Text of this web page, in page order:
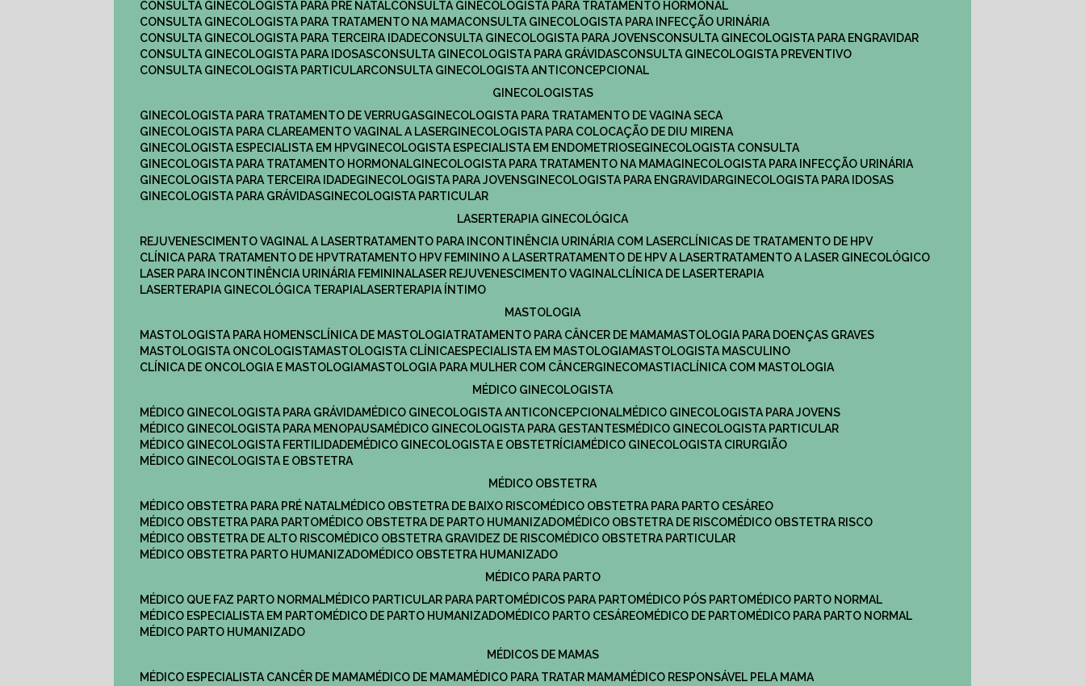
CONSULTA GINECOLOGISTA PARA PRÉ NATAL
CONSULTA GINECOLOGISTA PARA TRATAMENTO HORMONAL
CONSULTA GINECOLOGISTA PARA TRATAMENTO NA MAMA
CONSULTA GINECOLOGISTA PARA INFECÇÃO URINÁRIA
CONSULTA GINECOLOGISTA PARA TERCEIRA IDADE
CONSULTA GINECOLOGISTA PARA JOVENS
CONSULTA GINECOLOGISTA PARA ENGRAVIDAR
CONSULTA GINECOLOGISTA PARA IDOSAS
CONSULTA GINECOLOGISTA PARA GRÁVIDAS
CONSULTA GINECOLOGISTA PREVENTIVO
CONSULTA GINECOLOGISTA PARTICULAR
CONSULTA GINECOLOGISTA ANTICONCEPCIONAL
GINECOLOGISTAS
GINECOLOGISTA PARA TRATAMENTO DE VERRUGAS
GINECOLOGISTA PARA TRATAMENTO DE VAGINA SECA
GINECOLOGISTA PARA CLAREAMENTO VAGINAL A LASER
GINECOLOGISTA PARA COLOCAÇÃO DE DIU MIRENA
GINECOLOGISTA ESPECIALISTA EM HPV
GINECOLOGISTA ESPECIALISTA EM ENDOMETRIOSE
GINECOLOGISTA CONSULTA
GINECOLOGISTA PARA TRATAMENTO HORMONAL
GINECOLOGISTA PARA TRATAMENTO NA MAMA
GINECOLOGISTA PARA INFECÇÃO URINÁRIA
GINECOLOGISTA PARA TERCEIRA IDADE
GINECOLOGISTA PARA JOVENS GINECOLOGISTA PARA ENGRAVIDAR
GINECOLOGISTA PARA IDOSAS
GINECOLOGISTA PARA GRÁVIDAS
GINECOLOGISTA PARTICULAR
LASERTERAPIA GINECOLÓGICA
REJUVENESCIMENTO VAGINAL A LASER
TRATAMENTO PARA INCONTINÊNCIA URINÁRIA COM LASER
CLÍNICAS DE TRATAMENTO DE HPV
CLÍNICA PARA TRATAMENTO DE HPV
TRATAMENTO HPV FEMININO A LASER TRATAMENTO DE HPV A LASER
TRATAMENTO A LASER GINECOLÓGICO
LASER PARA INCONTINÊNCIA URINÁRIA FEMININA LASER REJUVENESCIMENTO VAGINAL
CLÍNICA DE LASERTERAPIA
LASERTERAPIA GINECOLÓGICA TERAPIA LASERTERAPIA ÍNTIMO
MASTOLOGIA
MASTOLOGISTA PARA HOMENS
CLÍNICA DE MASTOLOGIA TRATAMENTO PARA CÂNCER DE MAMA
MASTOLOGIA PARA DOENÇAS GRAVES
MASTOLOGISTA ONCOLOGISTA
MASTOLOGISTA CLÍNICA ESPECIALISTA EM MASTOLOGIA
MASTOLOGISTA MASCULINO
CLÍNICA DE ONCOLOGIA E MASTOLOGIA
MASTOLOGIA PARA MULHER COM CÂNCER GINECOMASTIA
CLÍNICA COM MASTOLOGIA
MÉDICO GINECOLOGISTA
MÉDICO GINECOLOGISTA PARA GRÁVIDA
MÉDICO GINECOLOGISTA ANTICONCEPCIONAL
MÉDICO GINECOLOGISTA PARA JOVENS
MÉDICO GINECOLOGISTA PARA MENOPAUSA
MÉDICO GINECOLOGISTA PARA GESTANTES
MÉDICO GINECOLOGISTA PARTICULAR
MÉDICO GINECOLOGISTA FERTILIDADE
MÉDICO GINECOLOGISTA E OBSTETRÍCIA
MÉDICO GINECOLOGISTA CIRURGIÃO
MÉDICO GINECOLOGISTA E OBSTETRA
MÉDICO OBSTETRA
MÉDICO OBSTETRA PARA PRÉ NATAL
MÉDICO OBSTETRA DE BAIXO RISCO
MÉDICO OBSTETRA PARA PARTO CESÁREO
MÉDICO OBSTETRA PARA PARTO
MÉDICO OBSTETRA DE PARTO HUMANIZADO MÉDICO OBSTETRA DE RISCO
MÉDICO OBSTETRA RISCO
MÉDICO OBSTETRA DE ALTO RISCO
MÉDICO OBSTETRA GRAVIDEZ DE RISCO
MÉDICO OBSTETRA PARTICULAR
MÉDICO OBSTETRA PARTO HUMANIZADO
MÉDICO OBSTETRA HUMANIZADO
MÉDICO PARA PARTO
MÉDICO QUE FAZ PARTO NORMAL
MÉDICO PARTICULAR PARA PARTO MÉDICOS PARA PARTO MÉDICO PÓS PARTO
MÉDICO PARTO NORMAL
MÉDICO ESPECIALISTA EM PARTO
MÉDICO DE PARTO HUMANIZADO MÉDICO PARTO CESÁREO MÉDICO DE PARTO
MÉDICO PARA PARTO NORMAL
MÉDICO PARTO HUMANIZADO
MÉDICOS DE MAMAS
MÉDICO ESPECIALISTA CANCÊR DE MAMA
MÉDICO DE MAMA MÉDICO PARA TRATAR MAMA
MÉDICO RESPONSÁVEL PELA MAMA